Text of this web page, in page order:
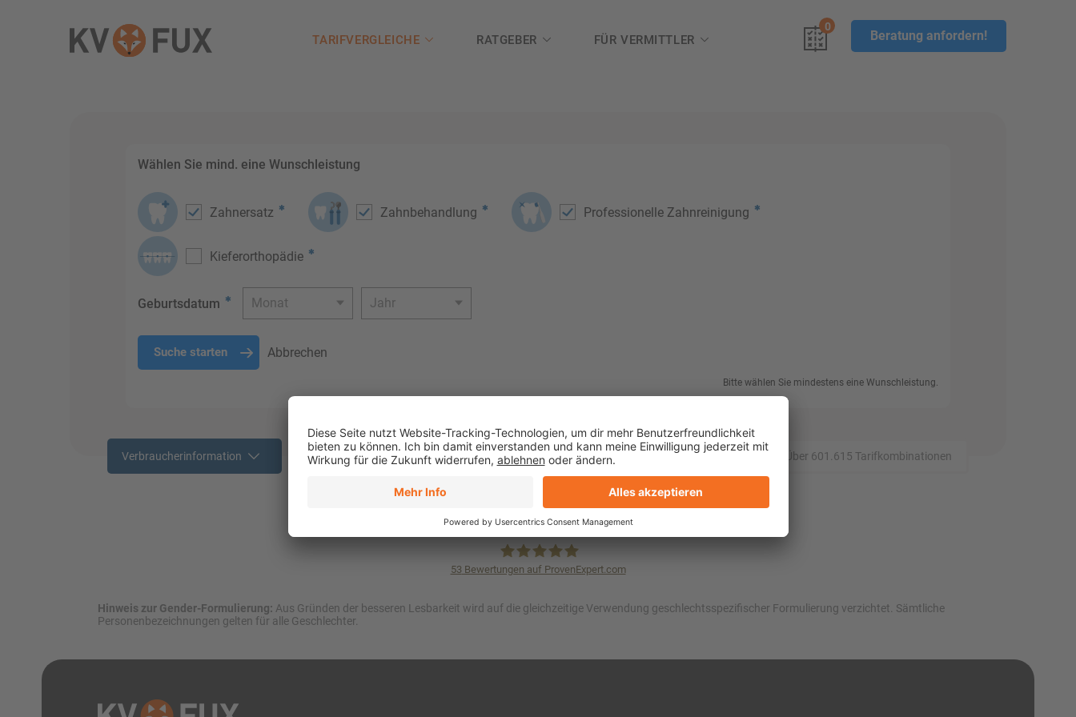
TARIFVERGLEICHE RATGEBER FÜR VERMITTLER
0
Beratung anfordern!
Wählen Sie mind. eine Wunschleistung
Zahnersatz Zahnbehandlung Professionelle Zahnreinigung
Kieferorthopädie
Geburtsdatum Monat Jahr
Suche starten Abbrechen
Bitte wählen Sie mindestens eine Wunschleistung.
Verbraucherinformation Größter Zahnzusatz-Vergleich: Über 601.615 Tarifkombinationen
53 Bewertungen auf ProvenExpert.com
Hinweis zur Gender-Formulierung: Aus Gründen der besseren Lesbarkeit wird auf die gleichzeitige Verwendung geschlechtsspezifischer Formulierung verzichtet. Sämtliche
Personenbezeichnungen gelten für alle Geschlechter.